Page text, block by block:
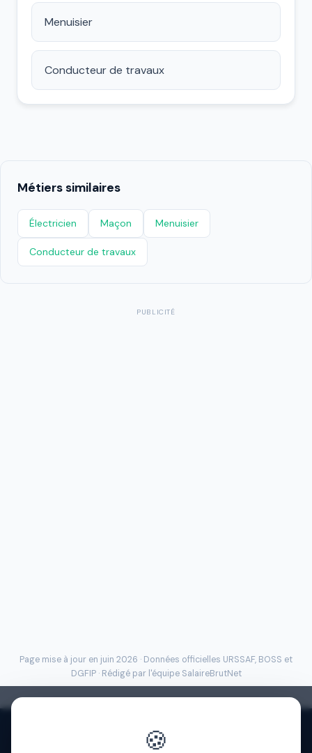
Menuisier
Conducteur de travaux
Métiers similaires
Électricien Maçon Menuisier
Conducteur de travaux
PUBLICITÉ
Page mise à jour en juin 2026 · Données officielles URSSAF, BOSS et
DGFIP · Rédigé par l'équipe SalaireBrutNet
🍪
Politique de confidentialité
· FAQ